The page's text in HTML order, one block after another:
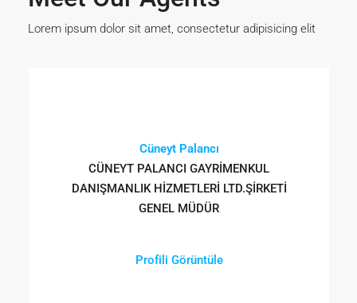
Lorem ipsum dolor sit amet, consectetur adipisicing elit
Cüneyt Palancı
CÜNEYT PALANCI GAYRİMENKUL
DANIŞMANLIK HİZMETLERİ LTD.ŞİRKETİ
GENEL MÜDÜR
Profili Görüntüle